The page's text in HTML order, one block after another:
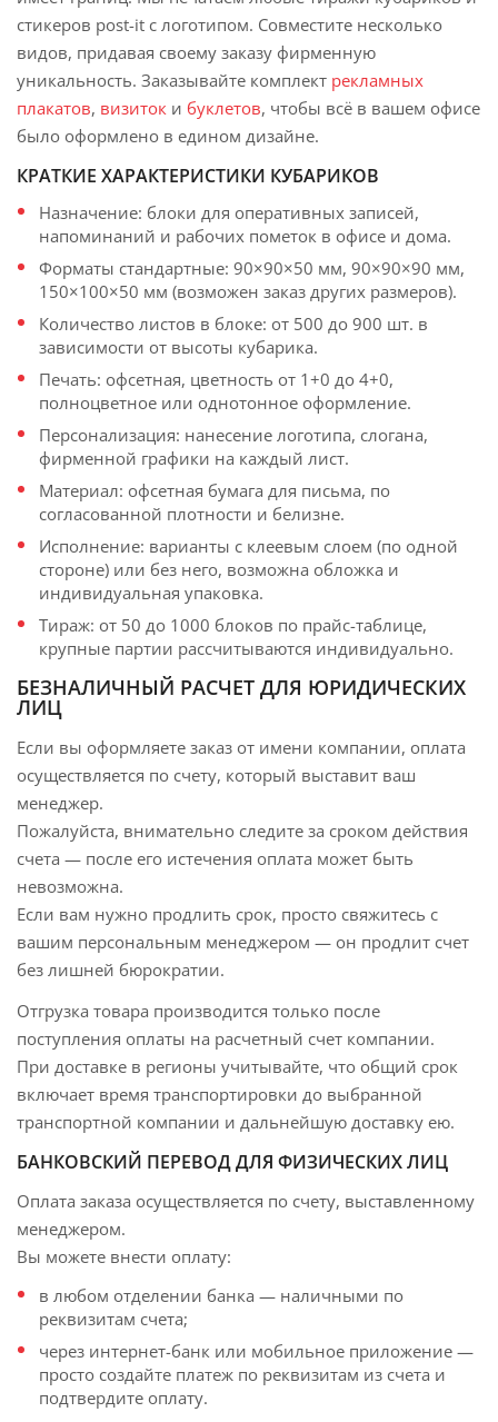
стикеров post-it с логотипом. Совместите несколько
видов, придавая своему заказу фирменную
уникальность. Заказывайте комплект рекламных
плакатов, визиток и буклетов, чтобы всё в вашем офисе
было оформлено в едином дизайне.
КРАТКИЕ ХАРАКТЕРИСТИКИ КУБАРИКОВ
Назначение: блоки для оперативных записей,
напоминаний и рабочих пометок в офисе и дома.
Форматы стандартные: 90×90×50 мм, 90×90×90 мм,
150×100×50 мм (возможен заказ других размеров).
Количество листов в блоке: от 500 до 900 шт. в
зависимости от высоты кубарика.
Печать: офсетная, цветность от 1+0 до 4+0,
полноцветное или однотонное оформление.
Персонализация: нанесение логотипа, слогана,
фирменной графики на каждый лист.
Материал: офсетная бумага для письма, по
согласованной плотности и белизне.
Исполнение: варианты с клеевым слоем (по одной
стороне) или без него, возможна обложка и
индивидуальная упаковка.
Тираж: от 50 до 1000 блоков по прайс-таблице,
крупные партии рассчитываются индивидуально.
БЕЗНАЛИЧНЫЙ РАСЧЕТ ДЛЯ ЮРИДИЧЕСКИХ
ЛИЦ
Если вы оформляете заказ от имени компании, оплата
осуществляется по счету, который выставит ваш
менеджер.
Пожалуйста, внимательно следите за сроком действия
счета — после его истечения оплата может быть
невозможна.
Если вам нужно продлить срок, просто свяжитесь с
вашим персональным менеджером — он продлит счет
без лишней бюрократии.
Отгрузка товара производится только после
поступления оплаты на расчетный счет компании.
При доставке в регионы учитывайте, что общий срок
включает время транспортировки до выбранной
транспортной компании и дальнейшую доставку ею.
БАНКОВСКИЙ ПЕРЕВОД ДЛЯ ФИЗИЧЕСКИХ ЛИЦ
Оплата заказа осуществляется по счету, выставленному
менеджером.
Вы можете внести оплату:
в любом отделении банка — наличными по
реквизитам счета;
через интернет-банк или мобильное приложение —
просто создайте платеж по реквизитам из счета и
подтвердите оплату.